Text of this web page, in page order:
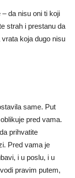
da nisu oni ti koji
strah i prestanu da
koja dugo nisu
same. Put
pred vama.
prihvatite
Pred vama je
i u poslu, i u
pravim putem,